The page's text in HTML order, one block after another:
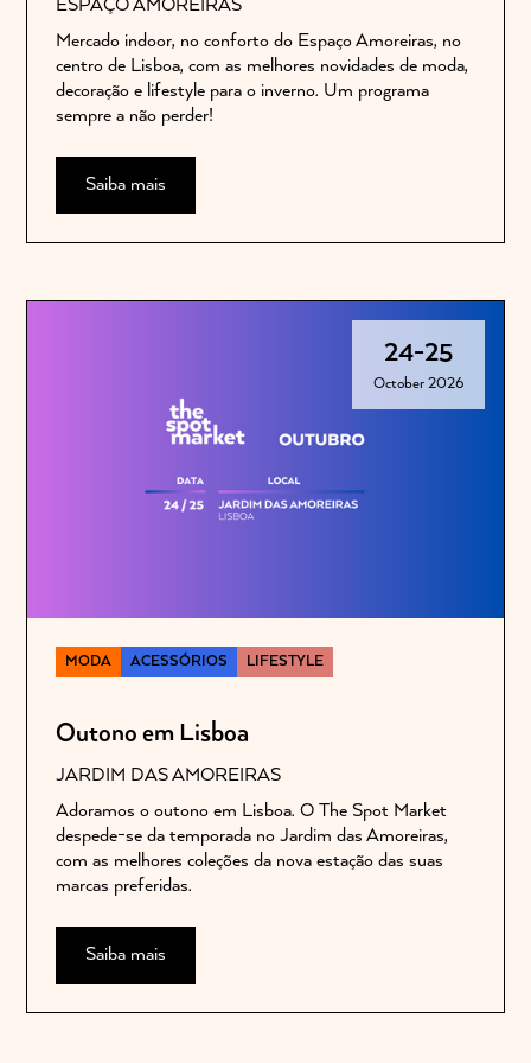
ESPAÇO AMOREIRAS
Mercado indoor, no conforto do Espaço Amoreiras, no
centro de Lisboa, com as melhores novidades de moda,
decoração e lifestyle para o inverno. Um programa
sempre a não perder!
Saiba mais
24-25
October 2026
MODA ACESSÓRIOS LIFESTYLE
Outono em Lisboa
JARDIM DAS AMOREIRAS
Adoramos o outono em Lisboa. O The Spot Market
despede-se da temporada no Jardim das Amoreiras,
com as melhores coleções da nova estação das suas
marcas preferidas.
Saiba mais